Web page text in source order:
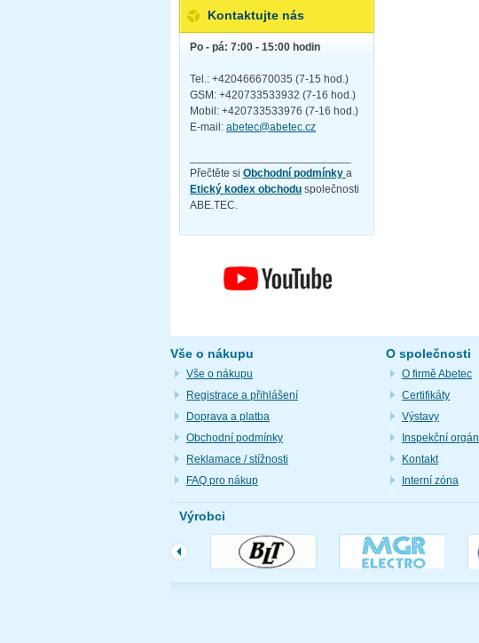
Kontaktujte nás
Po - pá: 7:00 - 15:00 hodin
Tel.: +420466670035 (7-15 hod.)
GSM: +420733533932 (7-16 hod.)
Mobil: +420733533976 (7-16 hod.)
E-mail: abetec@abetec.cz
Přečtěte si Obchodní podmínky a
Etický kodex obchodu společnosti
ABE.TEC.
Vše o nákupu
Vše o nákupu
Registrace a přihlášení
Doprava a platba
Obchodní podmínky
Reklamace / stížnosti
FAQ pro nákup
O společnosti
O firmě Abetec
Certifikáty
Výstavy
Inspekční orgán
Kontakt
Interní zóna
Výrobci